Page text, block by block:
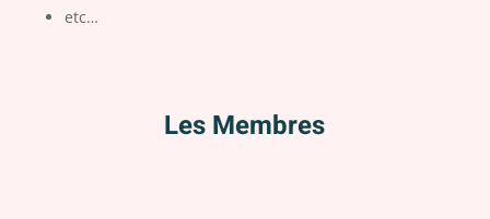
etc…
Les Membres